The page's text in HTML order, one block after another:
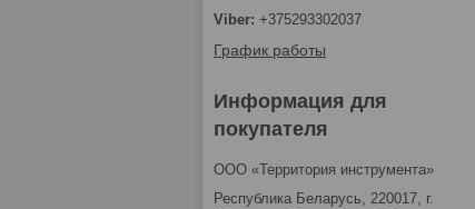
+375293302037
График работы
Информация для
покупателя
ООО «Территория инструмента»
Республика Беларусь, 220017, г.